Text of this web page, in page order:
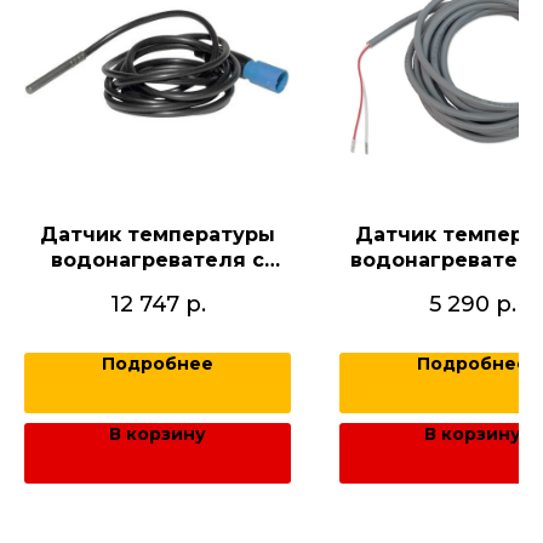
Датчик температуры
водонагревателя с
штекером 279905499
12 747 р.
Подробнее
В корзину
Датчик
5 290 р.
Подробнее
В корзину